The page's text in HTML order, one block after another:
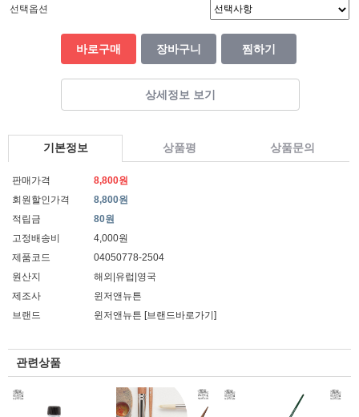
선택옵션
바로구매 장바구니 찜하기
상세정보 보기
기본정보 상품평 상품문의
판매가격
8,800원
회원할인가격
8,800원
적립금
80원
고정배송비
4,000원
제품코드
04050778-2504
원산지
해외|유럽|영국
제조사
윈저앤뉴튼
브랜드
윈저앤뉴튼 [브랜드바로가기]
관련상품